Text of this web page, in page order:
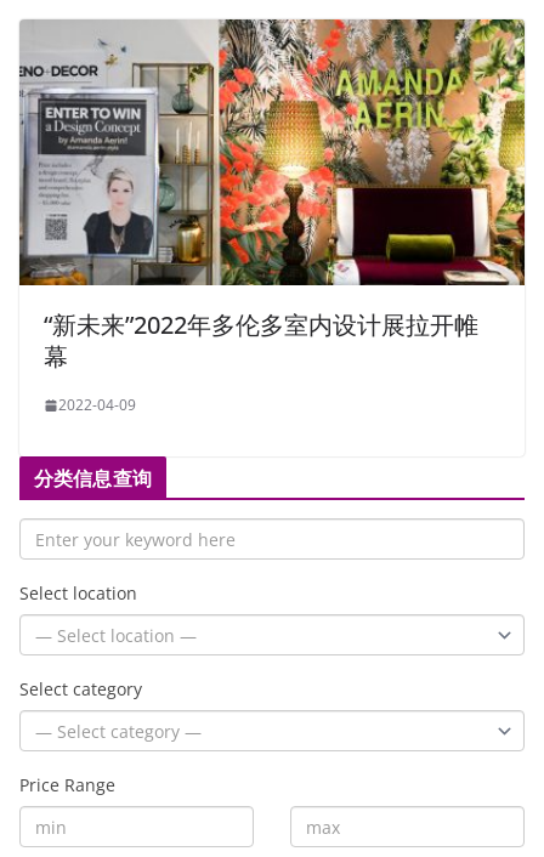
“新未来”2022年多伦多室内设计展拉开帷
幕
2022-04-09
分类信息查询
Select location
Select category
Price Range